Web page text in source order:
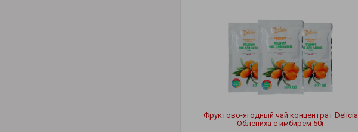
Фруктово-ягодный чай концентрат Delicia
Облепиха с имбирем 50г